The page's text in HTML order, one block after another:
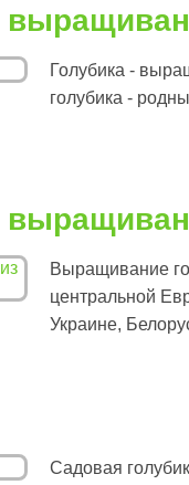
Голубика -
голубика -
Выращивание
центральной
Украине,
Садовая